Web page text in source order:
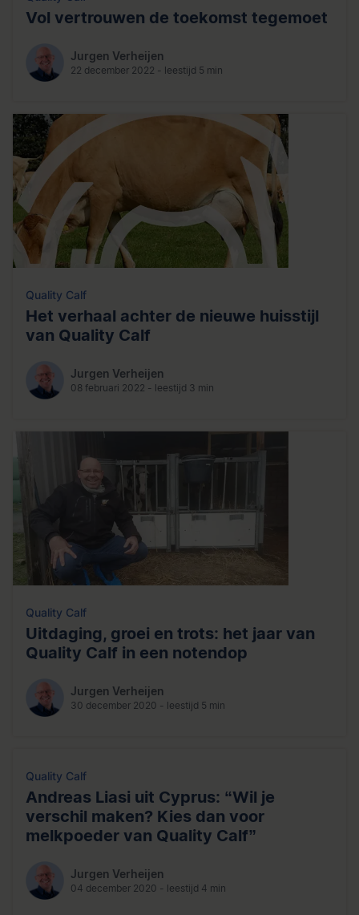
Vol vertrouwen de toekomst tegemoet
Jurgen Verheijen
22 december 2022 - leestijd 5 min
Quality Calf
Het verhaal achter de nieuwe huisstijl
van Quality Calf
Jurgen Verheijen
08 februari 2022 - leestijd 3 min
Quality Calf
Uitdaging, groei en trots: het jaar van
Quality Calf in een notendop
Jurgen Verheijen
30 december 2020 - leestijd 5 min
Quality Calf
Andreas Liasi uit Cyprus: “Wil je
verschil maken? Kies dan voor
melkpoeder van Quality Calf”
Jurgen Verheijen
04 december 2020 - leestijd 4 min